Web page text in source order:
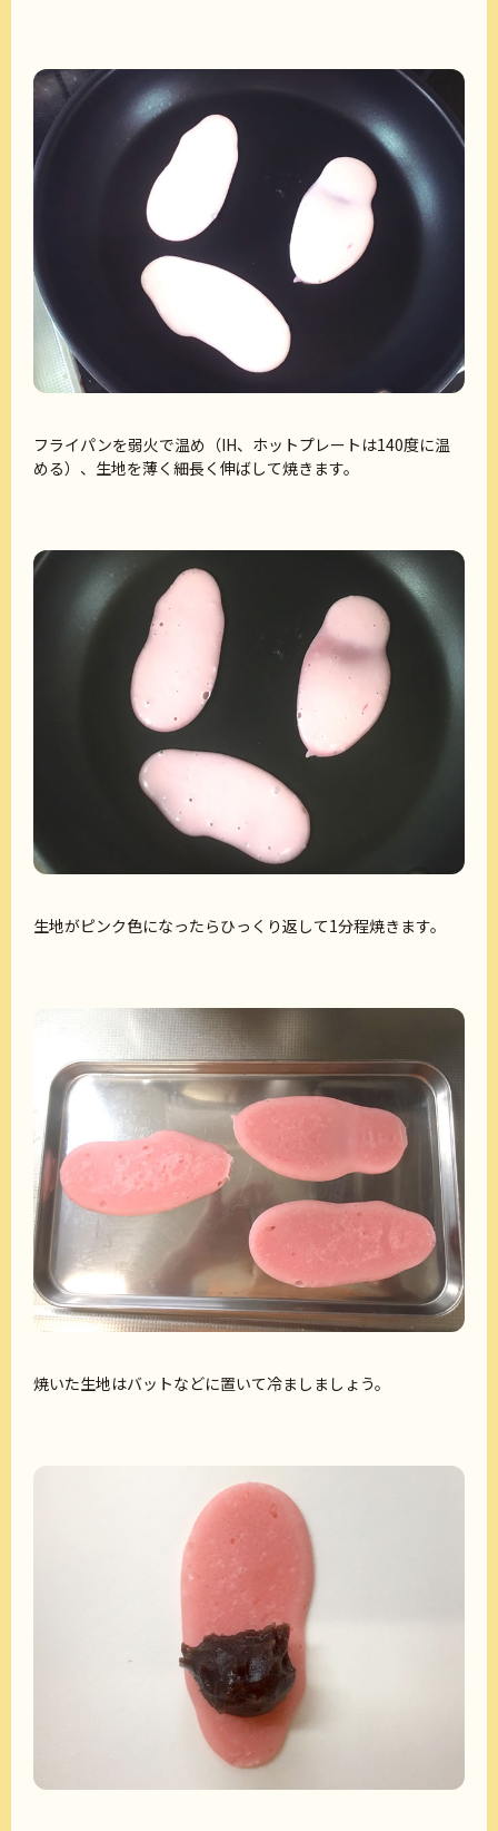
フライパンを弱火で温め（IH、ホットプレートは140度に温
める）、生地を薄く細長く伸ばして焼きます。
生地がピンク色になったらひっくり返して1分程焼きます。
焼いた生地はバットなどに置いて冷ましましょう。